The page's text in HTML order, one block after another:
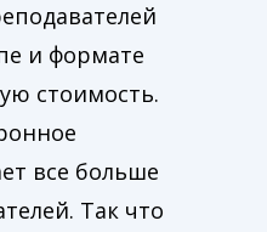
и формате
стоимость.
все больше
Так что